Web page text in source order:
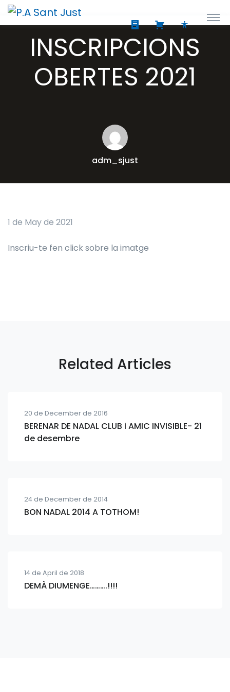
INSCRIPCIONS
OBERTES 2021
adm_sjust
1 de May de 2021
Inscriu-te fen click sobre la imatge
Related Articles
20 de December de 2016
BERENAR DE NADAL CLUB i AMIC INVISIBLE- 21
de desembre
24 de December de 2014
BON NADAL 2014 A TOTHOM!
14 de April de 2018
DEMÀ DIUMENGE……….!!!!